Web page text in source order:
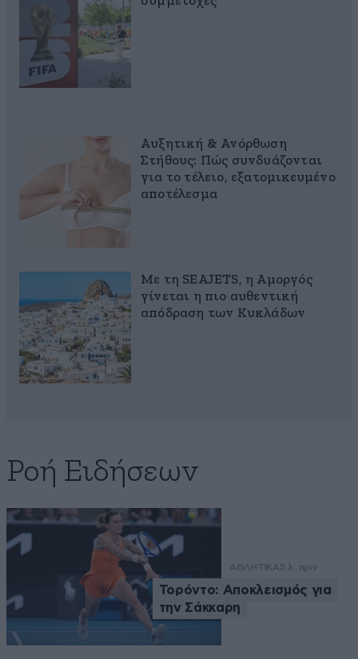
Αυξητική & Ανόρθωση
Στήθους: Πώς συνδυάζονται
για το τέλειο, εξατομικευμένο
αποτέλεσμα
Με τη SEAJETS, η Αμοργός
γίνεται η πιο αυθεντική
απόδραση των Κυκλάδων
Ροή Ειδήσεων
ΑΘΛΗΤΙΚΑ5 λ. πριν
Τορόντο: Αποκλεισμός για
την Σάκκαρη